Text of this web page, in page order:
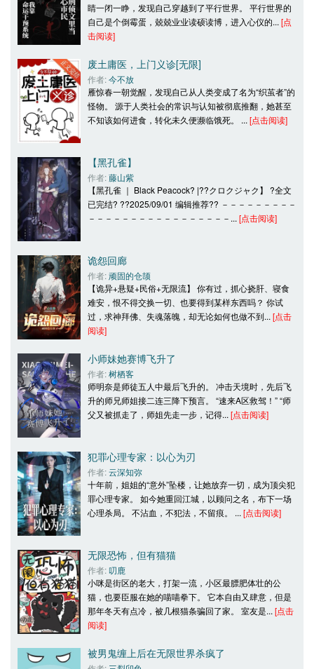
睛一闭一睁，发现自己穿越到了平行世界。 平行世界的
自己是个倒霉蛋，兢兢业业读硕读博，进入心仪的... [点
击阅读]
废土庸医，上门义诊[无限]
作者: 今不放
雁惊春一朝觉醒，发现自己从人类变成了名为“织茧者”的
怪物。 源于人类社会的常识与认知被彻底推翻，她甚至
不知该如何进食，转化未久便濒临饿死。 ... [点击阅读]
【黑孔雀】
作者: 藤山紫
【黑孔雀 ｜ Black Peacock? |??クロクジャク】 ?全文
已完结? ??2025/09/01 编辑推荐?? －－－－－－－－－
－－－－－－－－－－－－－－－－－... [点击阅读]
诡怨回廊
作者: 顽固的仓颉
【诡异+悬疑+民俗+无限流】 你有过，抓心挠肝、寝食
难安，恨不得交换一切、也要得到某样东西吗？ 你试
过，求神拜佛、失魂落魄，却无论如何也做不到... [点击
阅读]
小师妹她赛博飞升了
作者: 树栖客
师明奈是师徒五人中最后飞升的。 冲击天境时，先后飞
升的师兄师姐接二连三降下预言。 “速来A区救驾！” “师
父又被抓走了，师姐先走一步，记得... [点击阅读]
犯罪心理专家：以心为刃
作者: 云深知弥
十年前，姐姐的“意外”坠楼，让她放弃一切，成为顶尖犯
罪心理专家。 如今她重回江城，以顾问之名，布下一场
心理杀局。 不沾血，不犯法，不留痕。 ... [点击阅读]
无限恐怖，但有猫猫
作者: 叨鹿
小咪是街区的老大，打架一流，小区最膘肥体壮的公
猫，也要臣服在她的喵喵拳下。 它本自由又肆意，但是
那年冬天有点冷，被几根猫条骗回了家。 室友是... [点击
阅读]
被男鬼缠上后在无限世界杀疯了